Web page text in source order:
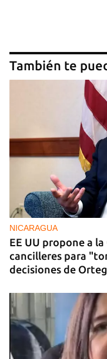
También te
NICARAGUA
EE UU propone a
cancilleres para
decisiones de